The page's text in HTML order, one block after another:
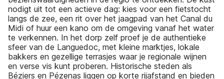
nodigt uit tot een actieve dag: kies voor een fietstocht
langs de zee, een rit over het jaagpad van het Canal du
Midi of huur een kano om de omgeving vanaf het water
te verkennen. In het dorp zelf proef je de authentieke
sfeer van de Languedoc, met kleine marktjes, lokale
bakkers en gezellige terrasjes waar je regionale wijnen
en verse vis kunt proberen. Historische steden als
Béziers en Pézenas liggen op korte rijafstand en bieden